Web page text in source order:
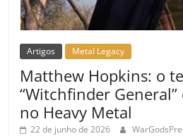
Artigos Metal Legacy
Matthew Hopkins: o
“Witchfinder
no Heavy Metal
22 de junho de 2026